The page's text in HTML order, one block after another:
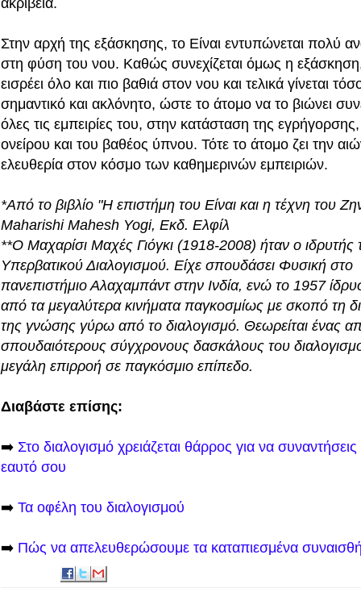
ακρίβεια.
Στην αρχή της εξάσκησης, το Είναι εντυπώνεται πολύ
στη φύση του νου. Καθώς συνεχίζεται όμως η εξάσκηση,
εισρέει όλο και πιο βαθιά στον νου και τελικά γίνεται
σημαντικό και ακλόνητο, ώστε το άτομο να το βιώνει
όλες τις εμπειρίες του, στην κατάσταση της
ονείρου και του βαθέος ύπνου. Τότε το άτομο ζει την
ελευθερία στον κόσμο των καθημερινών εμπειριών.
*Από το βιβλίο "Η επιστήμη του Είναι και η τέχνη του
Maharishi Mahesh Yogi, Εκδ. Ελφίλ
**Ο Μαχαρίσι Μαχές Γιόγκι (1918-2008) ήταν ο ιδρυτής
Υπερβατικού Διαλογισμού. Είχε σπουδάσει Φυσική στο
πανεπιστήμιο Αλαχαμπάντ στην Ινδία, ενώ το 1957
από τα μεγαλύτερα κινήματα παγκοσμίως με σκοπό τη
της γνώσης γύρω από το διαλογισμό. Θεωρείται ένας
σπουδαιότερους σύγχρονους δασκάλους του
μεγάλη επιρροή σε παγκόσμιο επίπεδο.
Διαβάστε επίσης:
➡️ Στο διαλογισμό χρειάζεται θάρρος για να συναντήσεις
εαυτό σου
➡️ Τα οφέλη του διαλογισμού
➡️ Πώς να απελευθερώσουμε τα καταπιεσμένα